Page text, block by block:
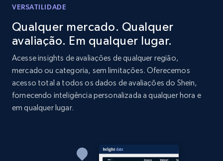
Amazon products global dataset - Collect
products from Brands URLs
Title, Seller name, Brand, Description, Initial
price, Currency, Availability, Reviews count, and
more.
2.1K+
VERSATILIDADE
Qualquer mercado. Qualquer
avaliação. Em qualquer lugar.
Acesse insights de avaliações de qualquer região,
mercado ou categoria, sem limitações. Oferecemos
acesso total a todos os dados de avaliações do Shein,
fornecendo inteligência personalizada a qualquer hora e
em qualquer lugar.